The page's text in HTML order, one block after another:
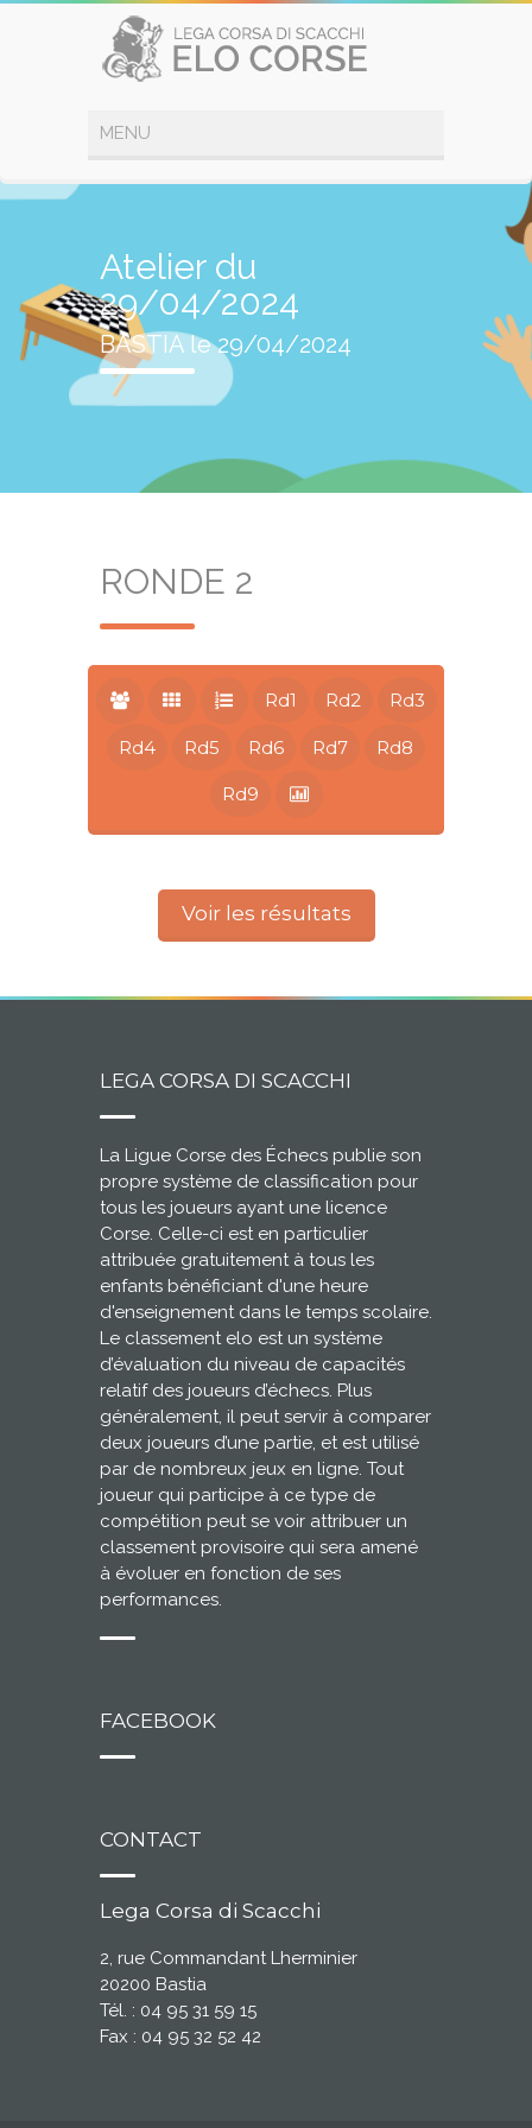
Atelier du
29/04/2024
BASTIA le 29/04/2024
RONDE 2
Rd1 Rd2 Rd3
Rd4 Rd5 Rd6 Rd7 Rd8
Rd9
Voir les résultats
LEGA CORSA DI SCACCHI
La Ligue Corse des Échecs publie son
propre système de classification pour
tous les joueurs ayant une licence
Corse. Celle-ci est en particulier
attribuée gratuitement à tous les
enfants bénéficiant d'une heure
d'enseignement dans le temps scolaire.
Le classement elo est un système
d’évaluation du niveau de capacités
relatif des joueurs d’échecs. Plus
généralement, il peut servir à comparer
deux joueurs d’une partie, et est utilisé
par de nombreux jeux en ligne. Tout
joueur qui participe à ce type de
compétition peut se voir attribuer un
classement provisoire qui sera amené
à évoluer en fonction de ses
performances.
FACEBOOK
CONTACT
Lega Corsa di Scacchi
2, rue Commandant Lherminier
20200 Bastia
Tél. : 04 95 31 59 15
Fax : 04 95 32 52 42